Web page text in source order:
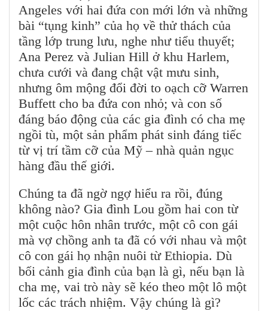
Angeles với hai đứa con mới lớn và những
bài “tụng kinh” của họ về thử thách của
tầng lớp trung lưu, nghe như tiểu thuyết;
Ana Perez và Julian Hill ở khu Harlem,
chưa cưới và đang chật vật mưu sinh,
nhưng ôm mộng đổi đời to oạch cỡ Warren
Buffett cho ba đứa con nhỏ; và con số
đáng báo động của các gia đình có cha mẹ
ngồi tù, một sản phẩm phát sinh đáng tiếc
từ vị trí tầm cỡ của Mỹ – nhà quản ngục
hàng đầu thế giới.
Chúng ta đã ngờ ngợ hiểu ra rồi, đúng
không nào? Gia đình Lou gồm hai con từ
một cuộc hôn nhân trước, một cô con gái
mà vợ chồng anh ta đã có với nhau và một
cô con gái họ nhận nuôi từ Ethiopia. Dù
bối cảnh gia đình của bạn là gì, nếu bạn là
cha mẹ, vai trò này sẽ kéo theo một lô một
lốc các trách nhiệm. Vậy chúng là gì?